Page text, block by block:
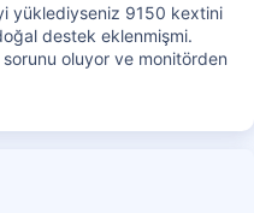
yüklediyseniz 9150 kextini
destek eklenmişmi.
oluyor ve monitörden